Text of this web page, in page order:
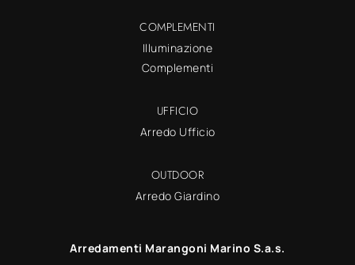
COMPLEMENTI
Illuminazione
Complementi
UFFICIO
Arredo Ufficio
OUTDOOR
Arredo Giardino
Arredamenti Marangoni Marino S.a.s.